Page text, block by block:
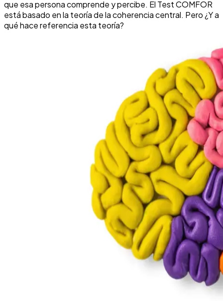
que esa persona comprende y percibe. El Test COMFOR
está basado en la teoría de la coherencia central. Pero ¿Y a
qué hace referencia esta teoría?